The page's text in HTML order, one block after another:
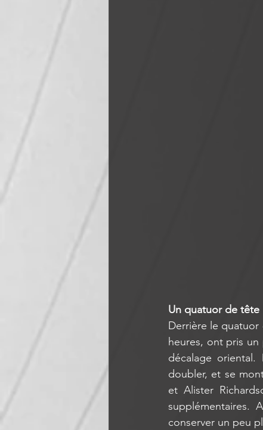
Un quatuor de
Derrière le
heures, ont pris
décalage
doubler, et se
et Alister
supplémentaires.
conserver un peu